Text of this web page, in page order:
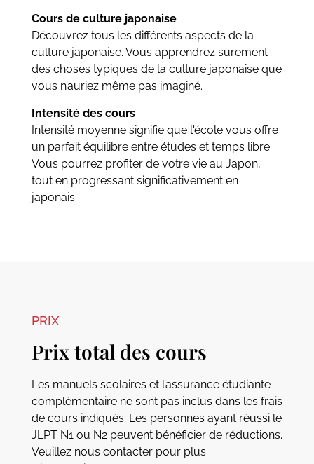
Cours de culture japonaise
Découvrez tous les différents aspects de la
culture japonaise. Vous apprendrez surement
des choses typiques de la culture japonaise que
vous n’auriez même pas imaginé.
Intensité des cours
Intensité moyenne signifie que l'école vous offre
un parfait équilibre entre études et temps libre.
Vous pourrez profiter de votre vie au Japon,
tout en progressant significativement en
japonais.
PRIX
Prix total des cours
Les manuels scolaires et l’assurance étudiante
complémentaire ne sont pas inclus dans les frais
de cours indiqués. Les personnes ayant réussi le
JLPT N1 ou N2 peuvent bénéficier de réductions.
Veuillez nous contacter pour plus